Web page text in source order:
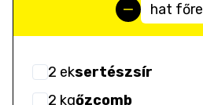
hat főre
2 eksertészsír
2 kgőzcomb